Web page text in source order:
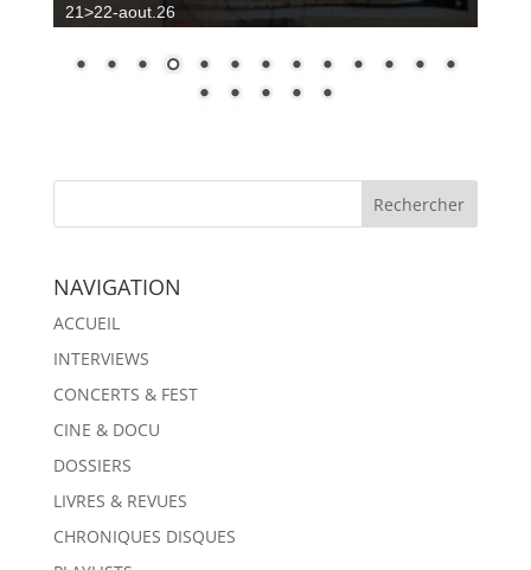
21>22-aout.26
NAVIGATION
ACCUEIL
INTERVIEWS
CONCERTS & FEST
CINE & DOCU
DOSSIERS
LIVRES & REVUES
CHRONIQUES DISQUES